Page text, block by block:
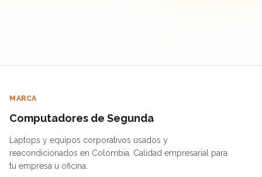
MARCA
Computadores de Segunda
Laptops y equipos corporativos usados y
reacondicionados en Colombia. Calidad empresarial para
tu empresa u oficina.